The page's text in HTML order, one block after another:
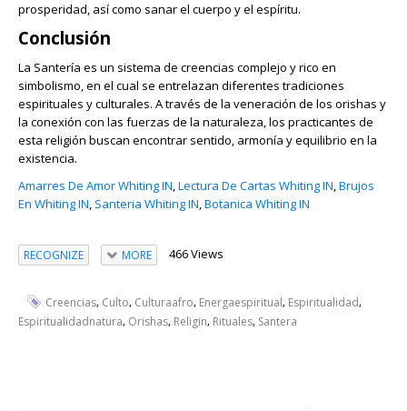
prosperidad, así como sanar el cuerpo y el espíritu.
Conclusión
La Santería es un sistema de creencias complejo y rico en
simbolismo, en el cual se entrelazan diferentes tradiciones
espirituales y culturales. A través de la veneración de los orishas y
la conexión con las fuerzas de la naturaleza, los practicantes de
esta religión buscan encontrar sentido, armonía y equilibrio en la
existencia.
Amarres De Amor Whiting IN,Lectura De Cartas Whiting IN,Brujos
En Whiting IN, Santeria Whiting IN,Botanica Whiting IN
RECOGNIZE MORE 466 Views
Creencias, Culto, Culturaafro, Energaespiritual, Espiritualidad,
Espiritualidadnatura, Orishas, Religin, Rituales, Santera